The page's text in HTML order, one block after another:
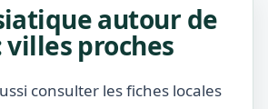
autour de
villes proches
consulter les fiches locales